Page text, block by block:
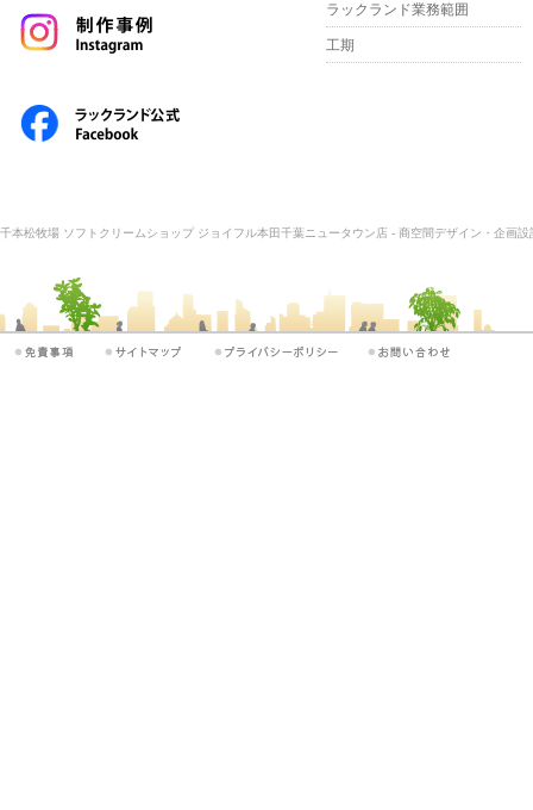
ラックランド業務範囲
工期
千本松牧場 ソフトクリームショップ ジョイフル本田千葉ニュータウン店 - 商空間デザイン・企画